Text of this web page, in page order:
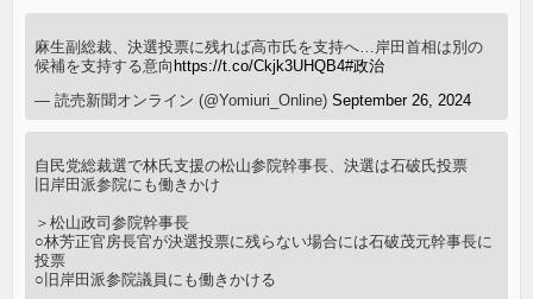
麻生副総裁、決選投票に残れば高市氏を支持へ…岸田首相は別の
候補を支持する意向 https://t.co/Ckjk3UHQB4#政治
— 読売新聞オンライン (@Yomiuri_Online)September 26, 2024
自民党総裁選で林氏支援の松山参院幹事長、決選は石破氏投票
旧岸田派参院にも働きかけ
＞松山政司参院幹事長
○林芳正官房長官が決選投票に残らない場合には石破茂元幹事長に
投票
○旧岸田派参院議員にも働きかける